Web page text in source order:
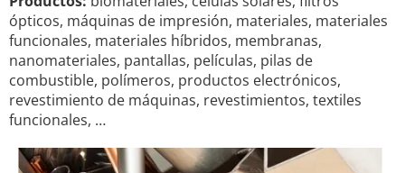
ópticos, máquinas de impresión, materiales, materiales
funcionales, materiales híbridos, membranas,
nanomateriales, pantallas, películas, pilas de
combustible, polímeros, productos electrónicos,
revestimiento de máquinas, revestimientos, textiles
funcionales, …